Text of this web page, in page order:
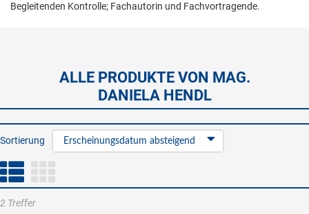
Begleitenden Kontrolle; Fachautorin und Fachvortragende.
ALLE PRODUKTE VON MAG.
DANIELA HENDL
Sortierung Erscheinungsdatum absteigend
2 Treffer